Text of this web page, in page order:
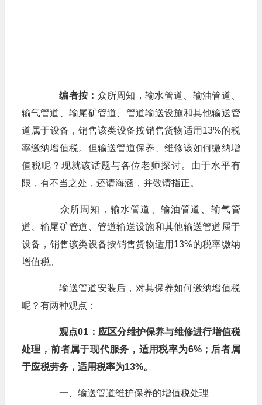
编者按： 众所周知，输水管道、输油管道、
输气管道、输尾矿管道、管道输送设施和其他输送管
道属于设备，销售该类设备按销售货物适用13%的税
率缴纳增值税。但输送管道保养、维修该如何缴纳增
值税呢？现就该话题与各位老师探讨。由于水平有
限，有不当之处，还请海涵，并敬请指正。
众所周知，输水管道、输油管道、输气管
道、输尾矿管道、管道输送设施和其他输送管道属于
设备，销售该类设备按销售货物适用13%的税率缴纳
增值税。
输送管道安装后，对其保养如何缴纳增值税
呢？有两种观点：
观点01：应区分维护保养与维修进行增值税
处理，前者属于现代服务，适用税率为6%；后者属
于应税劳务，适用税率为13%。
一、输送管道维护保养的增值税处理